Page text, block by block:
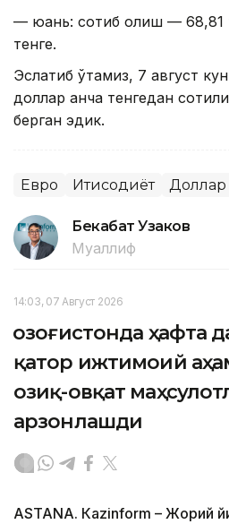
— юань: сотиб олиш — 68,81
тенге.
Эслатиб ўтамиз, 7 август
доллар қанча тенгедан
берган эдик.
Евро Иқтисодиёт Доллар
Бекабат Узаков
Муаллиф
14:03, 07 Август 2026
Қозоғистонда ҳафта
қатор ижтимоий
озиқ-овқат
арзонлашди
ASTANА. Кazinform – Жорий